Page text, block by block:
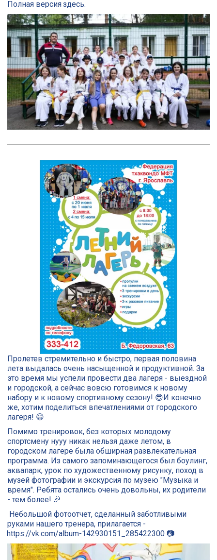
Полная версия здесь.
Пролетев стремительно и быстро, первая половина
лета выдалась очень насыщенной и продуктивной. За
это время мы успели провести два лагеря - выездной
и городской, а сейчас вовсю готовимся к новому
набору и к новому спортивному сезону! 😎И конечно
же, хотим поделиться впечатлениями от городского
лагеря! 😃
Помимо тренировок, без которых молодому
спортсмену нууу никак нельзя даже летом, в
городском лагере была обширная развлекательная
программа. Из самого запоминающегося был боулинг,
аквапарк, урок по художественному рисунку, поход в
музей фотографии и экскурсия по музею "Музыка и
время". Ребята остались очень довольны, их родители
- тем более! 🎉
Небольшой фотоотчет, сделанный заботливыми
https://vk.com/album-142930151_285422300 📷